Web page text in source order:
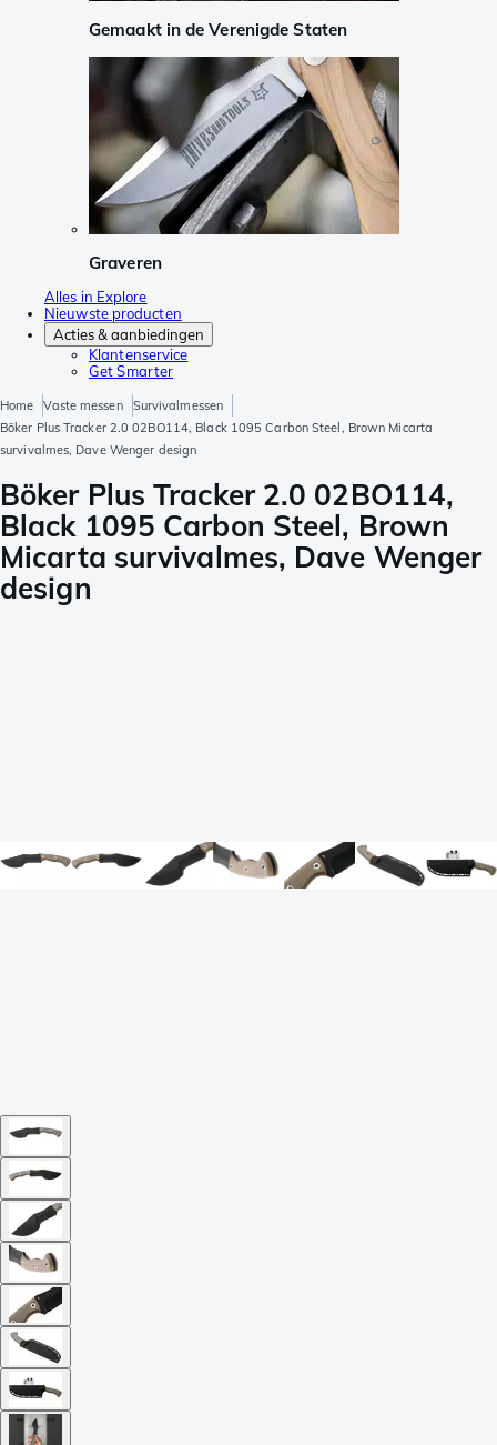
Gemaakt in de Verenigde Staten
Graveren
Alles in Explore
Nieuwste producten
Acties & aanbiedingen
Klantenservice
Get Smarter
Home Vaste messen
Survivalmessen
Böker Plus Tracker 2.0 02BO114, Black 1095 Carbon Steel, Brown Micarta
survivalmes, Dave Wenger design
Böker Plus Tracker 2.0 02BO114,
Black 1095 Carbon Steel, Brown
Micarta survivalmes, Dave Wenger
design